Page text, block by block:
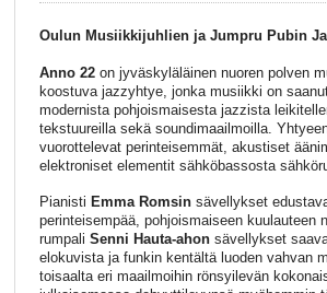
Oulun Musiikkijuhlien ja Jumpru Pubin
Anno 22on jyväskyläläinen nuoren polven
koostuva jazzyhtye, jonka musiikki on
modernista pohjoismaisesta jazzista
tekstuureilla sekä soundimaailmoilla.
vuorottelevat perinteisemmät, akustiset
elektroniset elementit sähköbassosta
Pianisti Emma Romsinsävellykset
perinteisempää, pohjoismaiseen kuulauteen
rumpali Senni Hauta-ahonsävellykset
elokuvista ja funkin kentältä luoden vahvan
toisaalta eri maailmoihin rönsyilevän